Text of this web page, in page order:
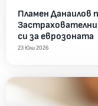
Пламен Данаилов
си за еврозоната
23 Юли 2026